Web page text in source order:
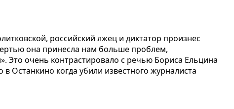
российский лжец и диктатор произнес
она принесла нам больше проблем,
Это очень контрастировало с речью Бориса Ельцина
в Останкино когда убили известного журналиста